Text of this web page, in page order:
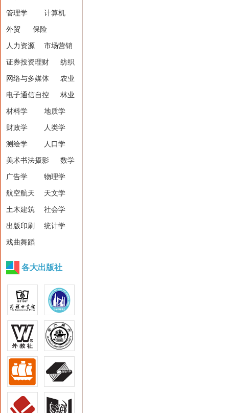
管理学 计算机
外贸 保险
人力资源 市场营销
证券投资理财 纺织
网络与多媒体 农业
电子通信自控 林业
材料学 地质学
财政学 人类学
测绘学 人口学
美术书法摄影 数学
广告学 物理学
航空航天 天文学
土木建筑 社会学
出版印刷 统计学
戏曲舞蹈
各大出版社